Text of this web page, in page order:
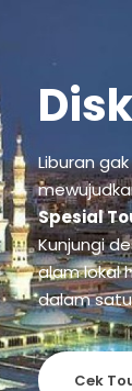
Liburan
Spesial
Kunjungi
alam lokal
dalam
Cek